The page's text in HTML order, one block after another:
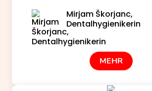
Mirjam Škorjanc,
Dentalhygienikerin
MEHR